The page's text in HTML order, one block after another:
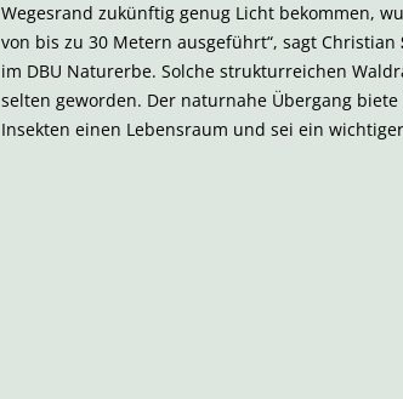
Wegesrand zukünftig genug Licht bekommen,
von bis zu 30 Metern ausgeführt“, sagt Christian
im DBU Naturerbe. Solche strukturreichen
selten geworden. Der naturnahe Übergang
Insekten einen Lebensraum und sei ein